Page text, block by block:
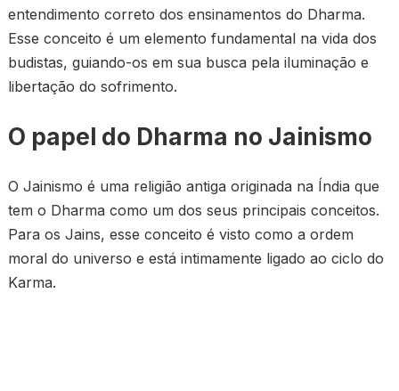
entendimento correto dos ensinamentos do Dharma.
Esse conceito é um elemento fundamental na vida dos
budistas, guiando-os em sua busca pela iluminação e
libertação do sofrimento.
O papel do Dharma no Jainismo
O Jainismo é uma religião antiga originada na Índia que
tem o Dharma como um dos seus principais conceitos.
Para os Jains, esse conceito é visto como a ordem
moral do universo e está intimamente ligado ao ciclo do
Karma.